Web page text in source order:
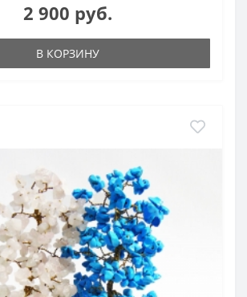
2 900 руб.
В КОРЗИНУ